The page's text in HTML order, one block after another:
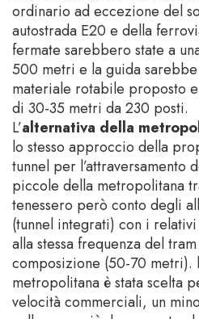
ordinario ad eccezione del
autostrada E20 e della
fermate sarebbero state a
500 metri e la guida sarebbe
materiale rotabile proposto
di 30-35 metri da 230 posti.
L’alternativa della
lo stesso approccio della
tunnel per l’attraversamento
piccole della metropolitana
tenessero però conto degli
(tunnel integrati) con i
alla stessa frequenza del
composizione (50-70 metri).
metropolitana è stata scelta
velocità commerciali, un